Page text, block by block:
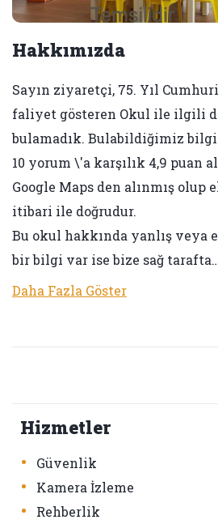
Hakkımızda
Sayın ziyaretçi, 75. Yıl
faliyet gösteren Okul ile ilgili
bulamadık. Bulabildiğimiz
10 yorum \'a karşılık 4,9 puan
Google Maps den alınmış
itibari ile doğrudur.
Bu okul hakkında yanlış veya
bir bilgi var ise bize sağ
Daha Fazla Göster
Hizmetler
• Güvenlik
• Kamera İzleme
• Rehberlik